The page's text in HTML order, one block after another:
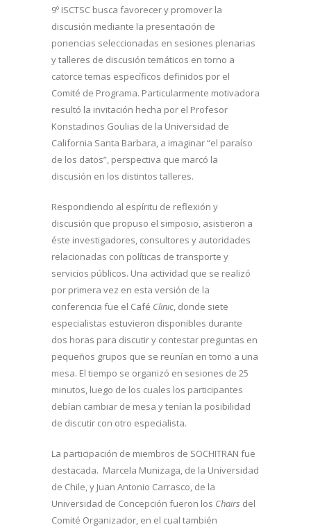
9º ISCTSC busca favorecer y promover la
discusión mediante la presentación de
ponencias seleccionadas en sesiones plenarias
y talleres de discusión temáticos en torno a
catorce temas específicos definidos por el
Comité de Programa. Particularmente motivadora
resultó la invitación hecha por el Profesor
Konstadinos Goulias de la Universidad de
California Santa Barbara, a imaginar “el paraíso
de los datos”, perspectiva que marcó la
discusión en los distintos talleres.
Respondiendo al espíritu de reflexión y
discusión que propuso el simposio, asistieron a
éste investigadores, consultores y autoridades
relacionadas con políticas de transporte y
servicios públicos. Una actividad que se realizó
por primera vez en esta versión de la
conferencia fue el Café Clinic, donde siete
especialistas estuvieron disponibles durante
dos horas para discutir y contestar preguntas en
pequeños grupos que se reunían en torno a una
mesa. El tiempo se organizó en sesiones de 25
minutos, luego de los cuales los participantes
debían cambiar de mesa y tenían la posibilidad
de discutir con otro especialista.
La participación de miembros de SOCHITRAN fue
destacada. Marcela Munizaga, de la Universidad
de Chile, y Juan Antonio Carrasco, de la
Universidad de Concepción fueron los Chairs del
Comité Organizador, en el cual también